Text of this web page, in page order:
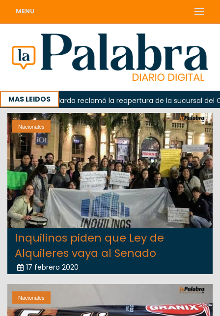
MENU
MAS LEIDOSOdarda reclamó la reapertura de la sucursal del
Nacionales
Inquilinos piden que Ley de
Alquileres vaya al Senado
17 febrero 2020
Nacionales